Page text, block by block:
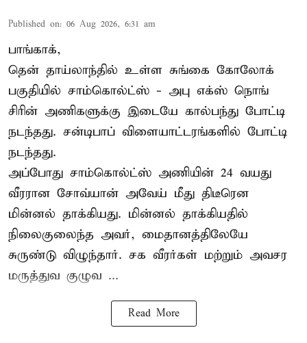
Published on: 06 Aug 2026, 6:31 am
பாங்காக்,
தென் தாய்லாந்தில் உள்ள சுங்கை கோலோக்
பகுதியில் சாம்கொல்ட்ஸ் - அபு எக்ஸ் நொங்
சிரின் அணிகளுக்கு இடையே கால்பந்து போட்டி
நடந்தது. சன்டிபாப் விளையாட்டரங்களில் போட்டி
நடந்தது.
அப்போது சாம்கொல்ட்ஸ் அணியின் 24 வயது
வீரரான சோவ்யான் அவேய் மீது திடீரென
மின்னல் தாக்கியது. மின்னல் தாக்கியதில்
நிலைகுலைந்த அவர், மைதானத்திலேயே
சுருண்டு விழுந்தார். சக வீரர்கள் மற்றும் அவசர
மருத்துவ குழுவ ...
Read More